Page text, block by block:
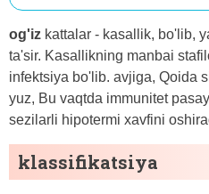
og'iz kattalar - kasallik, bo'lib,
ta'sir. Kasallikning manbai
infektsiya bo'lib. avjiga, Qoida
yuz, Bu vaqtda immunitet
sezilarli hipotermi xavfini
klassifikatsiya